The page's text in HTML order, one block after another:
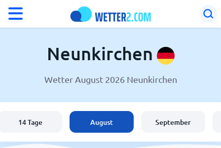
Wetter in Neunkirchen
Schweiz
Neunkirchen
Wetter August 2026 Neunkirchen
14 Tage August September